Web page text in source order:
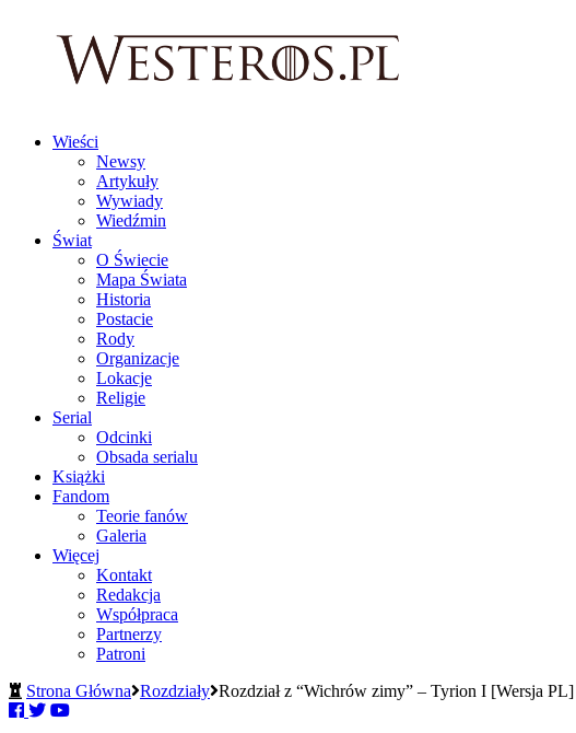
Wieści
Newsy
Artykuły
Wywiady
Wiedźmin
Świat
O Świecie
Mapa Świata
Historia
Postacie
Rody
Organizacje
Lokacje
Religie
Serial
Odcinki
Obsada serialu
Książki
Fandom
Teorie fanów
Galeria
Więcej
Kontakt
Redakcja
Współpraca
Partnerzy
Patroni
Strona Główna Rozdziały Rozdział z “Wichrów zimy” – Tyrion I [Wersja PL]